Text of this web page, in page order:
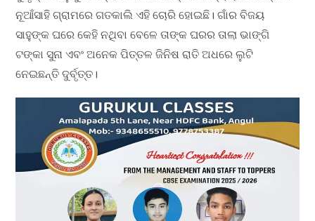
ନୂଆଁସାହି ଗ୍ରାମରେ ଗତକାଲି ଏହି ଚୋରି ହୋଇଛି। ଗାଁର ବିଜୟ
ସାହୁଙ୍କ ଘରେ କେହି ନଥିବା ବେଳେ ତାଙ୍କ ଘରର ତାଲା ଭାଙ୍ଗି
ଟଙ୍କା ସୁନା ଏବଂ ଅନେକ ପିତ୍ତଳ ଜିନିଷ ରାତି ଅଧରେ ଲୁଟି
ନେଇଛନ୍ତି ଦୁର୍ବୃତ୍ତ।